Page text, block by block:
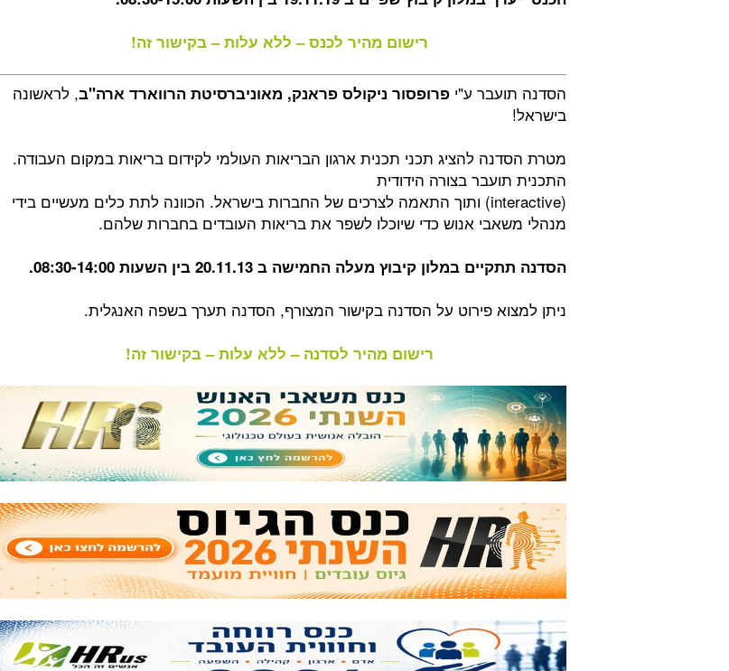
רישום מהיר לכנס – ללא עלות – בקישור זה!
הסדנה תועבר ע"י פרופסור ניקולס פראנק, מאוניברסיטת הרווארד ארה"ב, לראשונה
בישראל!
מטרת הסדנה להציג תכני תכנית ארגון הבריאות העולמי לקידום בריאות במקום העבודה.
התכנית תועבר בצורה הידודית
(interactive) ותוך התאמה לצרכים של החברות בישראל. הכוונה לתת כלים מעשיים בידי
מנהלי משאבי אנוש כדי שיוכלו לשפר את בריאות העובדים בחברות שלהם.
הסדנה תתקיים במלון קיבוץ מעלה החמישה ב 20.11.13 בין השעות 08:30-14:00.
ניתן למצוא פירוט על הסדנה בקישור המצורף, הסדנה תערך בשפה האנגלית.
רישום מהיר לסדנה – ללא עלות – בקישור זה!